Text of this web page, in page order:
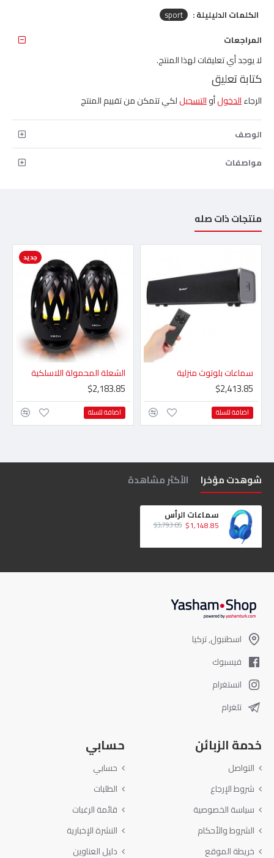
الكلمات الدليليلة :
sport
المراجعات
لا يوجد أي تعليقات لهذا المنتج.
كتابة تعليق
الرجاءالدخولأوالتسجيللكي تتمكن من تقييم المنتج
الوصف
مواصفات
منتجات ذات صله
سماعات بلوتوث منزلية
$2,413.85
اضافة للسلة
جديد
الشعلة المحمولة اللاسلكية
$2,183.85
اضافة للسلة
شوهدت مؤخرا الأكثر مشاهدة
سماعات الرأس
$1,148.85
$3,793.85
اسطنبول, تركيا
فيسبوك
انستغرام
تلغرام
خدمة الزبائن
التواصل
شروط الإرجاع
سياسة الخصوصية
الشروط والأحكام
خريطة الموقع
حسابي
حسابي
الطلبات
قائمة الرغبات
النشرة الإخبارية
دليل العناوين